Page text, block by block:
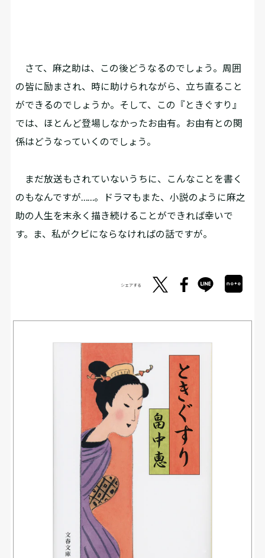
さて、麻之助は、この後どうなるのでしょう。周囲
の皆に励まされ、時に助けられながら、立ち直ること
ができるのでしょうか。そして、この『ときぐすり』
では、ほとんど登場しなかったお由有。お由有との関
係はどうなっていくのでしょう。
まだ放送もされていないうちに、こんなことを書く
のもなんですが……。ドラマもまた、小説のように麻之
助の人生を末永く描き続けることができれば幸いで
す。ま、私がクビにならなければの話ですが。
シェアする